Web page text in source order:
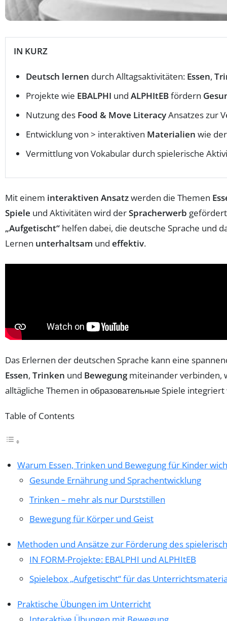
IN KURZ
Deutsch lernen durch Alltagsaktivitäten: Essen,
Projekte wie EBALPHI und ALPHItEBfördern
Nutzung des Food & Move LiteracyAnsatzes zur
Entwicklung von > interaktiven Materialien wie
Vermittlung von Vokabular durch spielerische
Mit einem interaktiven Ansatzwerden die Themen
Spiele und Aktivitäten wird derSpracherwerb
„Aufgetischt“ helfen dabei, die deutsche Sprache und
Lernen unterhaltsam und effektiv.
Das Erlernen der deutschen Sprache kann eine
Essen, Trinken und Bewegungmiteinander verbinden,
alltägliche Themen in образовательные Spiele
Table of Contents
Warum Essen, Trinken und Bewegung für Kinder
Gesunde Ernährung und Sprachentwicklung
Trinken – mehr als nur Durststillen
Bewegung für Körper und Geist
Methoden und Ansätze zur Förderung des
IN FORM-Projekte: EBALPHI und ALPHItEB
Spielebox „Aufgetischt“ für das
Praktische Übungen im Unterricht